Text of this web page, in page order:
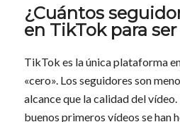
¿Cuántos
en TikTok para
TikTok es la única plataforma
«cero». Los seguidores son
alcance que la calidad del
buenos primeros vídeos se han